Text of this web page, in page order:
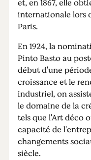
et, en 1867, elle
internationale lors
Paris.
En 1924, la
Pinto Basto au
début d'une
croissance et le
industriel, on
le domaine de la
tels que l'Art déco
capacité de
changements
siècle.